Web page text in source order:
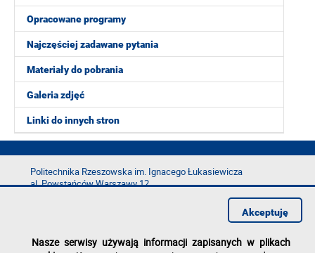
Opracowane programy
Najczęściej zadawane pytania
Materiały do pobrania
Galeria zdjęć
Linki do innych stron
Politechnika Rzeszowska im. Ignacego Łukasiewicza
al. Powstańców Warszawy 12
e-mail:kancelaria@prz.edu.pl
Nasze serwisy używają informacji zapisanych w plikach
Akceptuję